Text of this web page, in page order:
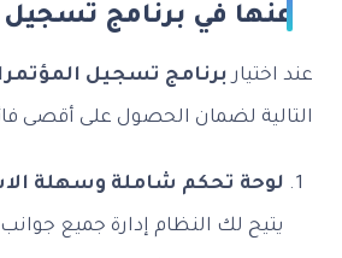
عنها في برنامج تسجيل
عند اختياربرنامج تسجيل
التالية لضمان الحصول على أقصى
لوحة تحكم شاملة وسهلة
يتيح لك النظام إدارة جميع